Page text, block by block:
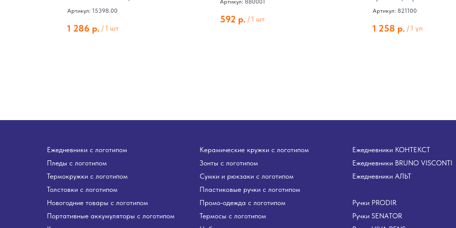
Артикул: 15398.00
1 286 р. /1 шт
Артикул: 880001
592 р. /1 шт
Артикул: 821100
1 258 р. /1 уп
Ежедневники с логотипом
Пледы с логотипом
Термокружки с логотипом
Толстовки с логотипом
Новогодние товары с логотипом
Портативные аккумуляторы с логотипом
Керамические кружки с логотипом
Зонты с логотипом
Сумки и рюкзаки с логотипом
Пластиковые ручки с логотипом
Промо-одежда с логотипом
Термосы с логотипом
Ежедневники КОНТЕКСТ
Ежедневники BRUNO VISCONTI
Ежедневники АЛЬТ
Ручки PRODIR
Ручки SENATOR